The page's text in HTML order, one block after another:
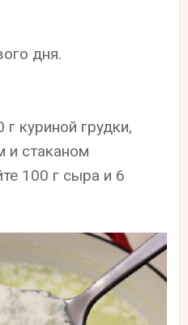
дня.
куриной грудки,
и стаканом
100 г сыра и 6